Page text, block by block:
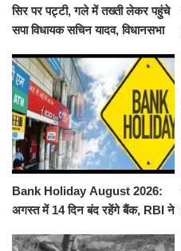
सिर पर पट्टी, गले में तख्ती लेकर पहुंचे
सपा विधायक सचिन यादव, विधानसभा
निलंबित
Bank Holiday August 2026:
अगस्त में 14 दिन बंद रहेंगे बैंक, RBI ने